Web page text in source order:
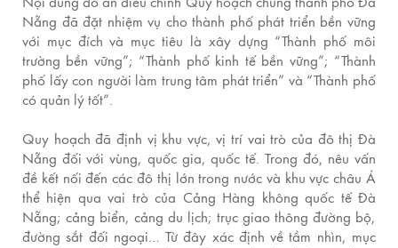
Nội dung đồ án điều chỉnh Quy hoạch chung thành phố Đà
Nẵng đã đặt nhiệm vụ cho thành phố phát triển bền vững
với mục đích và mục tiêu là xây dựng “Thành phố môi
trường bền vững”; “Thành phố kinh tế bền vững”; “Thành
phố lấy con người làm trung tâm phát triển” và “Thành phố
có quản lý tốt”.
Quy hoạch đã định vị khu vực, vị trí vai trò của đô thị Đà
Nẵng đối với vùng, quốc gia, quốc tế. Trong đó, nêu vấn
đề kết nối đến các đô thị lớn trong nước và khu vực châu Á
thể hiện qua vai trò của Cảng Hàng không quốc tế Đà
Nẵng; cảng biển, cảng du lịch; trục giao thông đường bộ,
đường sắt đối ngoại… Từ đây xác định về tầm nhìn, mục